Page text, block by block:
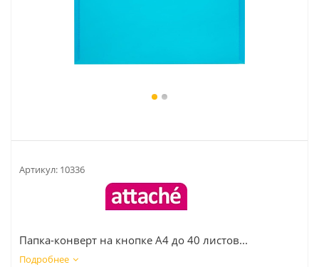
Артикул: 10336
Папка-конверт на кнопке А4 до 40 листов...
Подробнее